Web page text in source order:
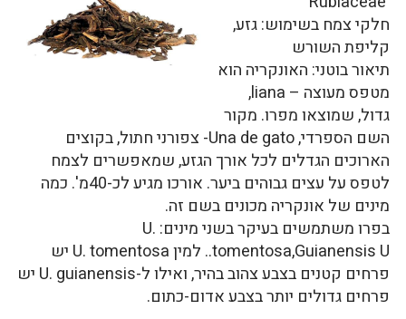
חלקי צמח בשימוש: גזע,
קליפת השורש
תיאור בוטני: האונקריה הוא
מטפס מעוצה – liana,
גדול, שמוצאו מפרו. מקור
השם הספרדי, Una de gato- צפורני חתול, בקוצים
הארוכים הגדלים לכל אורך הגזע, שמאפשרים לצמח
לטפס על עצים גבוהים ביער. אורכו מגיע לכ-40מ'. כמה
מינים של אונקריה מכונים בשם זה.
בפרו משתמשים בעיקר בשני מינים: U.
tomentosa,Guianensis U.. למין U. tomentosa יש
פרחים קטנים בצבע צהוב בהיר, ואילו ל-U. guianensis יש
פרחים גדולים יותר בצבע אדום-כתום.